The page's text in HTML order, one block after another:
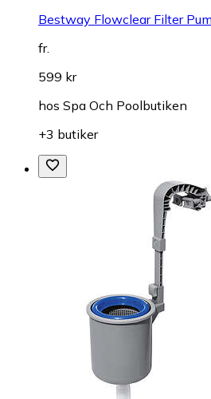
Bestway Flowclear Filter
fr.
599 kr
hos Spa Och Poolbutiken
+3 butiker